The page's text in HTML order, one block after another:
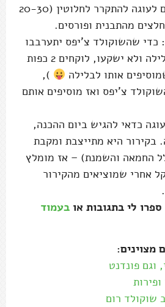
מוציאים ונותנים לעוגה להתקרר לחלוטין (20-30
מהתבנית ופורסים.
כדי שהשוקולד צ'יפס יתערבבו
האופן אחיד בבלילה ולא ישקעו, לוקחים 2 כפות
אותו לבלילה
),
צ'יפס ואז מוסיפים אותם
כדאי להגיש ביום ההכנה,
בקירור היא מתייצבת ומקבת
החמאה והשמנת) – אז מומלץ
אחרי שמוציאים מהקירור
לי בתגובות או בעמוד
מצוינים:
וגם פונדנט
שוקולד רום